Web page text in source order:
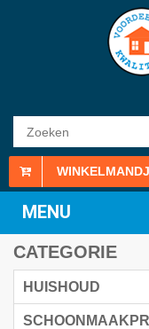
CATEGORIE
HUISHOUD